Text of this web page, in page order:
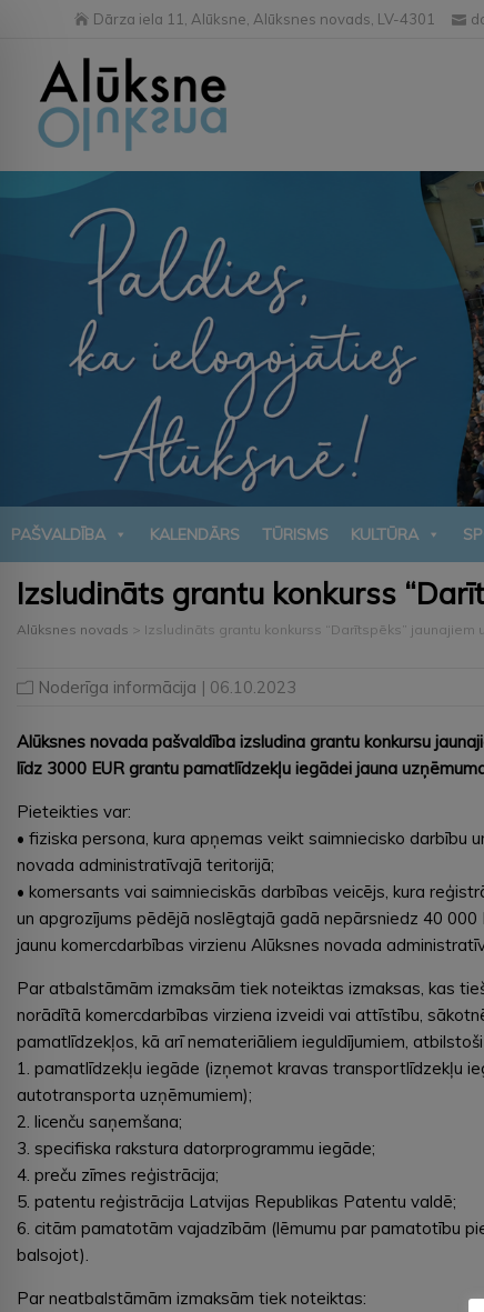
Dārza iela 11, Alūksne, Alūksnes novads, LV-4301
PAŠVALDĪBA KALENDĀRS TŪRISMS KULTŪRA
Izsludināts grantu konkurss
Alūksnes novads > Izsludināts grantu konkurss “Darītspēks” jaunajiem
Noderīga informācija | 06.10.2023
Alūksnes novada pašvaldība izsludina grantu konkursu
līdz 3000 EUR grantu pamatlīdzekļu iegādei jauna
Pieteikties var:
• fiziska persona, kura apņemas veikt saimniecisko darbību
novada administratīvajā teritorijā;
• komersants vai saimnieciskās darbības veicējs, kura
un apgrozījums pēdējā noslēgtajā gadā nepārsniedz 40
jaunu komercdarbības virzienu Alūksnes novada
Par atbalstāmām izmaksām tiek noteiktas izmaksas, kas
norādītā komercdarbības virziena izveidi vai attīstību,
pamatlīdzekļos, kā arī nemateriāliem ieguldījumiem,
1. pamatlīdzekļu iegāde (izņemot kravas transportlīdzekļu
autotransporta uzņēmumiem);
2. licenču saņemšana;
3. specifiska rakstura datorprogrammu iegāde;
4. preču zīmes reģistrācija;
5. patentu reģistrācija Latvijas Republikas Patentu valdē;
6. citām pamatotām vajadzībām (lēmumu par pamatotību
balsojot).
Par neatbalstāmām izmaksām tiek noteiktas: